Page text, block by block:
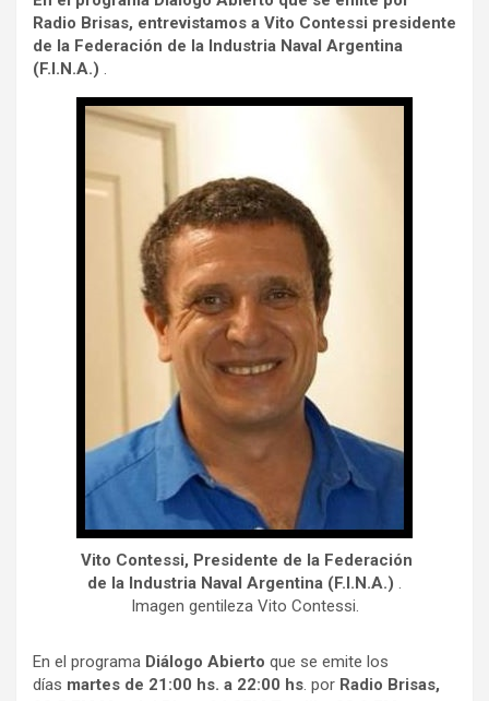
Radio Brisas, entrevistamos a Vito Contessi presidente
de la Federación de la Industria Naval Argentina
(F.I.N.A.) .
Vito Contessi, Presidente de la Federación
de la Industria Naval Argentina (F.I.N.A.) .
Imagen gentileza Vito Contessi.
En el programa Diálogo Abierto que se emite los
días martes de 21:00 hs. a 22:00 hs. por Radio Brisas,